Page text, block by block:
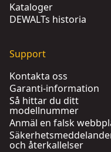
Kataloger
DEWALTs historia
Support
Kontakta oss
Garanti-information
Så hittar du ditt
modellnummer
Anmäl en falsk
och återkallelser